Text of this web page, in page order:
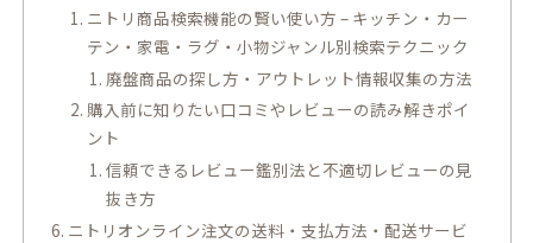
ニトリ商品検索機能の賢い使い方 – キッチン・カー
テン・家電・ラグ・小物ジャンル別検索テクニック
廃盤商品の探し方・アウトレット情報収集の方法
購入前に知りたい口コミやレビューの読み解きポイ
ント
信頼できるレビュー鑑別法と不適切レビューの見
抜き方
ニトリオンライン注文の送料・支払方法・配送サービ